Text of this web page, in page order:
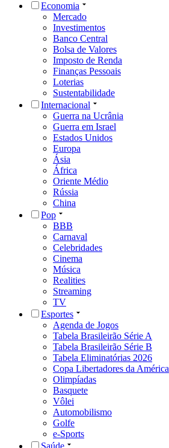
Economia
Mercado
Investimentos
Banco Central
Bolsa de Valores
Imposto de Renda
Finanças Pessoais
Loterias
Sustentabilidade
Internacional
Guerra na Ucrânia
Guerra em Israel
Estados Unidos
Europa
Ásia
África
Oriente Médio
Rússia
China
Pop
BBB
Carnaval
Celebridades
Cinema
Música
Realities
Streaming
TV
Esportes
Agenda de Jogos
Tabela Brasileirão Série A
Tabela Brasileirão Série B
Tabela Eliminatórias 2026
Copa Libertadores da América
Olimpíadas
Basquete
Vôlei
Automobilismo
Golfe
e-Sports